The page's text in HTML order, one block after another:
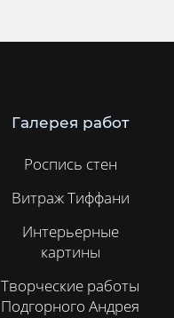
Галерея работ
Роспись стен
Витраж Тиффани
Интерьерные
картины
Творческие работы
Подгорного Андрея